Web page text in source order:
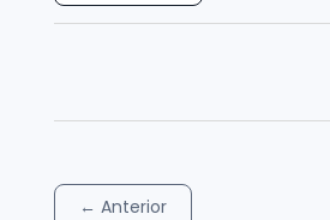
← Anterior